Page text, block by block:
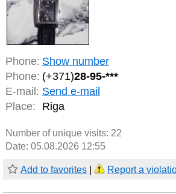
Phone: Show number
Phone: (+371)28-95-***
E-mail: Send e-mail
Place:
Riga
Number of unique visits: 22
Date: 05.08.2026 12:55
Add to favorites Report a